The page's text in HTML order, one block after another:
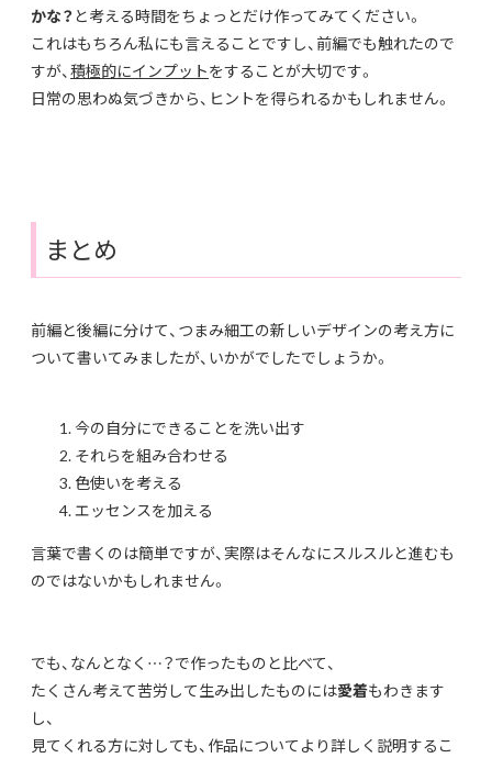
かな？ と考える時間をちょっとだけ作ってみてください。
これはもちろん私にも言えることですし、前編でも触れたので
すが、 積極的にインプットをすることが大切です。
日常の思わぬ気づきから、ヒントを得られるかもしれません。
まとめ
前編と後編に分けて、つまみ細工の新しいデザインの考え方に
ついて書いてみましたが、いかがでしたでしょうか。
今の自分にできることを洗い出す
それらを組み合わせる
色使いを考える
エッセンスを加える
言葉で書くのは簡単ですが、実際はそんなにスルスルと進むも
のではないかもしれません。
でも、なんとなく…？で作ったものと比べて、
たくさん考えて苦労して生み出したものには愛着もわきます
し、
見てくれる方に対しても、作品についてより詳しく説明するこ